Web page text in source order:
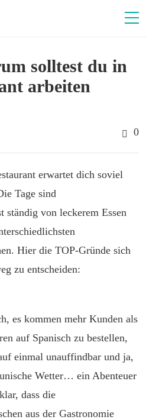
solltest du in
arbeiten
0
erwartet dich soviel
Tage sind
ständig von leckerem Essen
Hier die TOP-Gründe sich
zu entscheiden:
es kommen mehr Kunden als
auf Spanisch zu bestellen,
einmal unauffindbar und ja,
Wetter… ein Abenteuer
dass die
aus der Gastronomie